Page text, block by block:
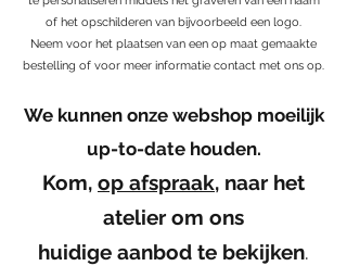
of het opschilderen van bijvoorbeeld een logo.
Neem voor het plaatsen van een op maat gemaakte
bestelling of voor meer informatie contact met ons op.
We kunnen onze webshop moeilijk
up-to-date houden.
Kom, op afspraak, naar het
atelier om ons
huidige aanbod te bekijken.